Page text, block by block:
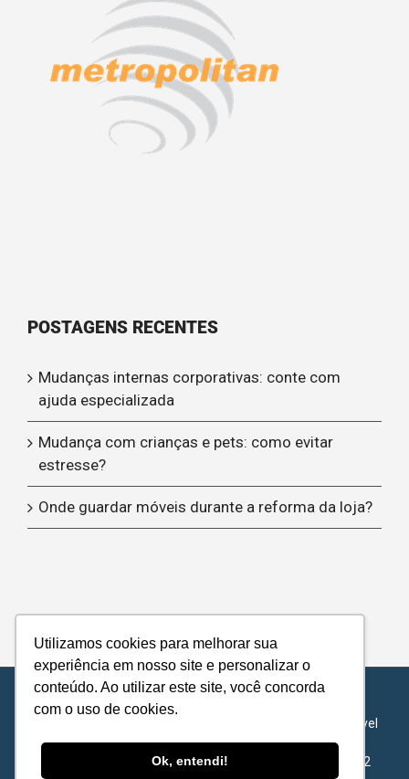
Utilizamos cookies para melhorar sua
experiência em nosso site e personalizar o
conteúdo. Ao utilizar este site, você concorda
com o uso de cookies.
Ok, entendi!
POSTAGENS RECENTES
Mudanças internas corporativas: conte com
ajuda especializada
Mudança com crianças e pets: como evitar
estresse?
Onde guardar móveis durante a reforma da loja?
© Copyright 2012 -| Metropolitan Transports - Todos os
Acordo de Nível
de Serviço
METROPOLITAN TRANSPORTS S.A - 62.422.878/0001-72